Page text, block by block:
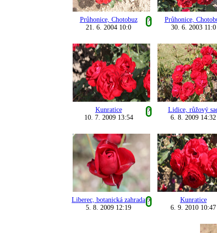
Průhonice, Chotobuz
?
21. 6. 2004 10:0
Průhonice,
30. 6. 2003 11:0
Kunratice
?
10. 7. 2009 13:54
Lidice, růžový
6. 8. 2009 14:32
Liberec, botanická zahrada ?
5. 8. 2009 12:19
Kunratice
6. 9. 2010 10:47